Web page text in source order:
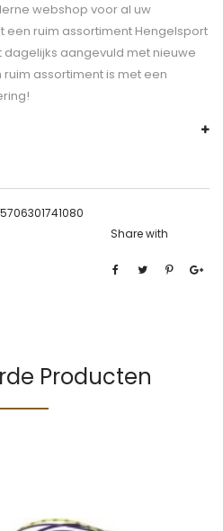
webshop voor al uw
een ruim assortiment Hengelsport
aangevuld met nieuwe
assortiment is met een
Share with
Producten